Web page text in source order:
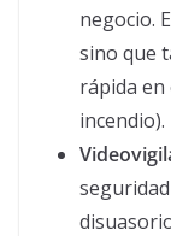
negocio.
sino que
rápida en
incendio).